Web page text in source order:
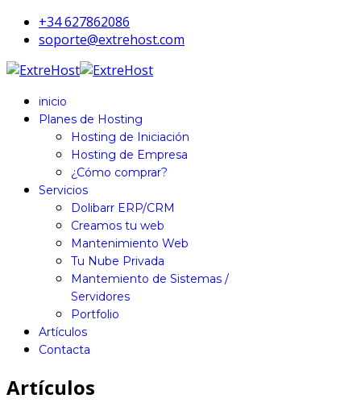
+34 627862086
soporte@extrehost.com
inicio
Planes de Hosting
Hosting de Iniciación
Hosting de Empresa
¿Cómo comprar?
Servicios
Dolibarr ERP/CRM
Creamos tu web
Mantenimiento Web
Tu Nube Privada
Mantemiento de Sistemas /
Servidores
Portfolio
Artículos
Contacta
Artículos